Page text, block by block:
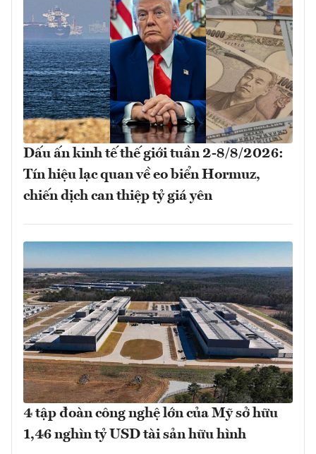
Dấu ấn kinh tế thế giới tuần 2-8/8/2026:
Tín hiệu lạc quan về eo biển Hormuz,
chiến dịch can thiệp tỷ giá yên
4 tập đoàn công nghệ lớn của Mỹ sở hữu
1,46 nghìn tỷ USD tài sản hữu hình